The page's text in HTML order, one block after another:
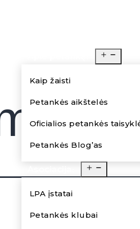
Kaip žaisti
Petankės aikštelės
Oficialios petankės
Petankės Blog’as
LPA įstatai
Petankės klubai